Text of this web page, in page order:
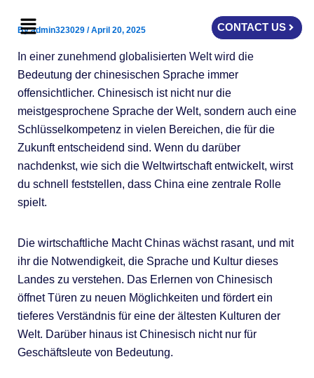
Menu CONTACT US
Byadmin323029 /April 20, 2025
In einer zunehmend globalisierten Welt wird die
Bedeutung der chinesischen Sprache immer
offensichtlicher. Chinesisch ist nicht nur die
meistgesprochene Sprache der Welt, sondern auch eine
Schlüsselkompetenz in vielen Bereichen, die für die
Zukunft entscheidend sind. Wenn du darüber
nachdenkst, wie sich die Weltwirtschaft entwickelt, wirst
du schnell feststellen, dass China eine zentrale Rolle
spielt.
Die wirtschaftliche Macht Chinas wächst rasant, und mit
ihr die Notwendigkeit, die Sprache und Kultur dieses
Landes zu verstehen. Das Erlernen von Chinesisch
öffnet Türen zu neuen Möglichkeiten und fördert ein
tieferes Verständnis für eine der ältesten Kulturen der
Welt. Darüber hinaus ist Chinesisch nicht nur für
Geschäftsleute von Bedeutung.